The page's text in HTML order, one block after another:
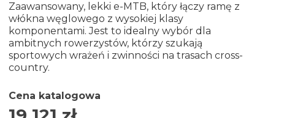
Zaawansowany, lekki e-MTB, który łączy ramę z
włókna węglowego z wysokiej klasy
komponentami. Jest to idealny wybór dla
ambitnych rowerzystów, którzy szukają
sportowych wrażeń i zwinności na trasach cross-
country.
Cena katalogowa